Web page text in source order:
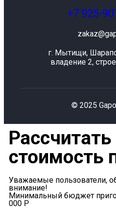
+7 925-
г. Мытищи,
владение 2,
© 2025
Рассчитать
стоимость
Уважаемые пользователи,
внимание!
Минимальный бюджет
000 Р